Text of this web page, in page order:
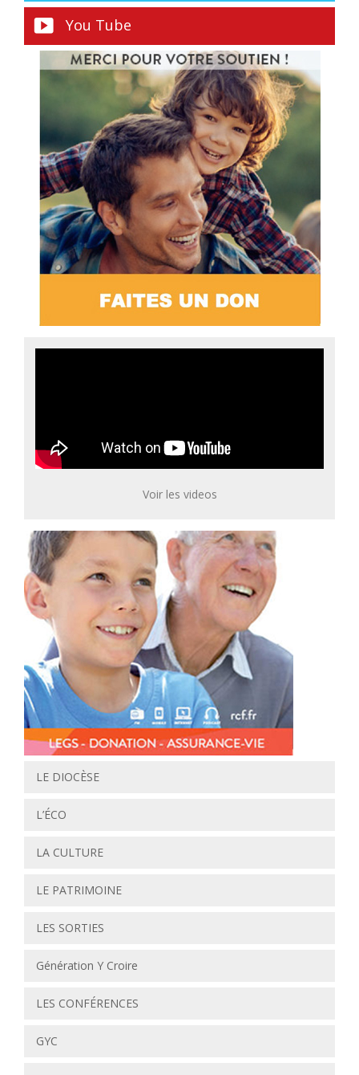
You Tube
Voir les videos
LE DIOCÈSE
L’ÉCO
LA CULTURE
LE PATRIMOINE
LES SORTIES
Génération Y Croire
LES CONFÉRENCES
GYC